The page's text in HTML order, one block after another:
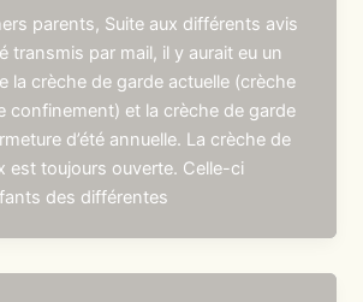
parents, Suite aux différents avis
transmis par mail, il y aurait eu un
la crèche de garde actuelle (crèche
confinement) et la crèche de garde
d’été annuelle. La crèche de
est toujours ouverte. Celle-ci
des différentes